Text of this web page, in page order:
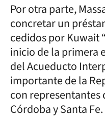
Por otra parte,
concretar un
cedidos por Kuwait
inicio de la primera
del Acueducto
importante de la
con representantes
Córdoba y Santa Fe.